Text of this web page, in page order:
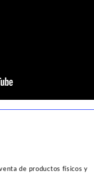
de productos físicos y